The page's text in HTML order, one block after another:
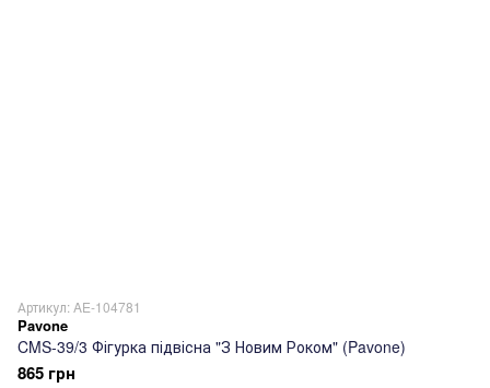
Артикул: AE-104781
Pavone
CMS-39/3 Фігурка підвісна "З Новим Роком" (Pavone)
865 грн